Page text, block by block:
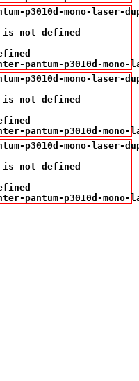
mono-laser-
is not defined
pantum-p3010d-
mono-laser-
is not defined
pantum-p3010d-
mono-laser-
is not defined
pantum-p3010d-